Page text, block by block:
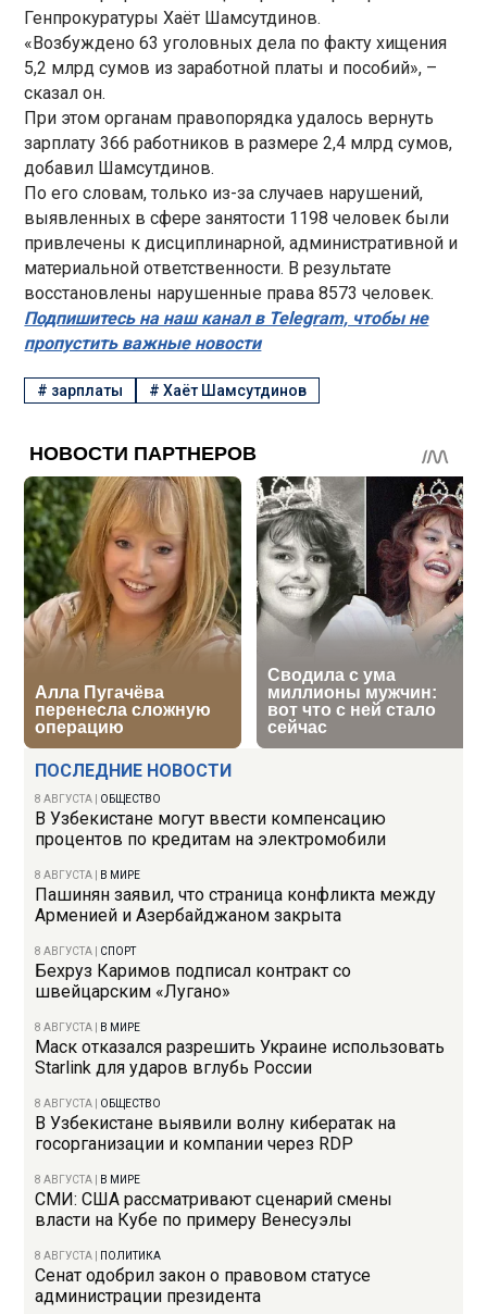
ПОСЛЕДНИЕ НОВОСТИ
8 АВГУСТА ОБЩЕСТВО
В Узбекистане могут ввести компенсацию
процентов по кредитам на электромобили
8 АВГУСТА В МИРЕ
Пашинян заявил, что страница конфликта между
Арменией и Азербайджаном закрыта
8 АВГУСТА СПОРТ
Бехруз Каримов подписал контракт со
швейцарским «Лугано»
8 АВГУСТА В МИРЕ
Маск отказался разрешить Украине использовать
Starlink для ударов вглубь России
8 АВГУСТА ОБЩЕСТВО
В Узбекистане выявили волну кибератак на
госорганизации и компании через RDP
8 АВГУСТА В МИРЕ
СМИ: США рассматривают сценарий смены
власти на Кубе по примеру Венесуэлы
8 АВГУСТА ПОЛИТИКА
Сенат одобрил закон о правовом статусе
администрации президента
Генпрокуратуры Хаёт Шамсутдинов.
«Возбуждено 63 уголовных дела по факту хищения
5,2 млрд сумов из заработной платы и пособий», –
сказал он.
При этом органам правопорядка удалось вернуть
зарплату 366 работников в размере 2,4 млрд сумов,
добавил Шамсутдинов.
По его словам, только из-за случаев нарушений,
выявленных в сфере занятости 1198 человек были
привлечены к дисциплинарной, административной и
материальной ответственности. В результате
восстановлены нарушенные права 8573 человек.
Подпишитесь на наш канал в Telegram, чтобы не
пропустить важные новости
# зарплаты #Хаёт Шамсутдинов